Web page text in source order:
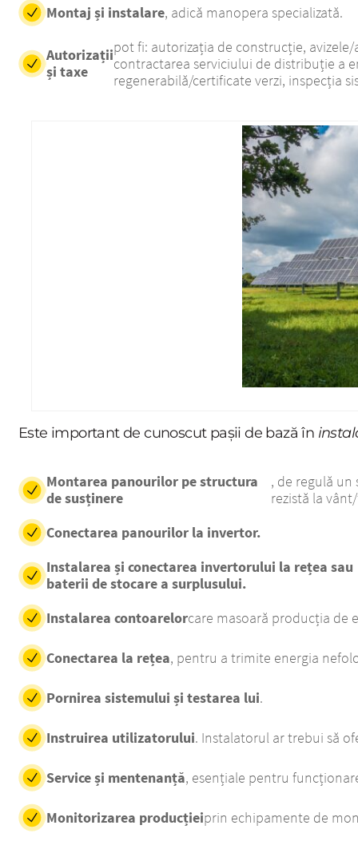
Montaj și instalare, adică manopera specializată.
Autorizații
și taxe
pot fi: autorizația de construcție,
contractarea serviciului de distribuție a
regenerabilă/certificate verzi, inspecția
Este important de cunoscut pașii de bază în
Montarea panourilor pe structura
de susținere
, de regulă
rezistă la
Conectarea panourilor la invertor.
Instalarea și conectarea invertorului la rețea sau
baterii de stocare a surplusului.
Instalarea contoarelorcare masoară producția de
Conectarea la rețea, pentru a trimite energia
Pornirea sistemului și testarea lui.
Instruirea utilizatorului. Instalatorul ar trebui să
Service și mentenanță, esențiale pentru
Monitorizarea producțieiprin echipamente de